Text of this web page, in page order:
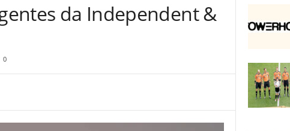
da Independent &
0